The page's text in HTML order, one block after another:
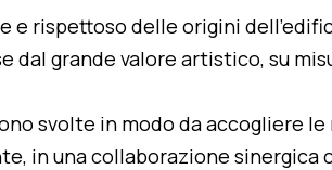
e rispettoso delle origini
dal grande valore artistico, su
svolte in modo da accogliere
in una collaborazione sinergica